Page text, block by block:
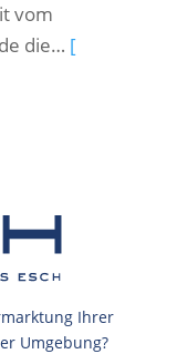
vom
die… [
Ihrer
Umgebung?